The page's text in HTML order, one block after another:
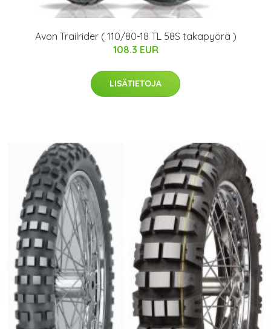
Avon Trailrider ( 110/80-18 TL 58S takapyörä )
108.3 EUR
LISÄTIETOJA